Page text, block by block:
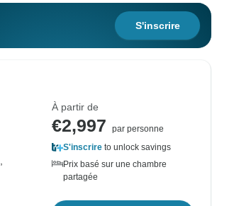
S'inscrire
À partir de
€2,997
par personne
S'inscrire to unlock savings
Prix basé sur une chambre
partagée